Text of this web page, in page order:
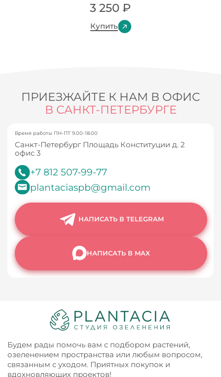
3 250 ₽
Купить
ПРИЕЗЖАЙТЕ К НАМ В ОФИС
В САНКТ-ПЕТЕРБУРГЕ
Время работы ПН-ПТ 9.00-18.00
Санкт-Петербург Площадь Конституции д. 2
офис 3
+7 812 507-99-77
plantaciaspb@gmail.com
НАПИСАТЬ В TELEGRAM
НАПИСАТЬ В MAX
Будем рады помочь вам с подбором растений,
озеленением пространства или любым вопросом,
связанным с уходом. Приятных покупок и
вдохновляющих проектов!